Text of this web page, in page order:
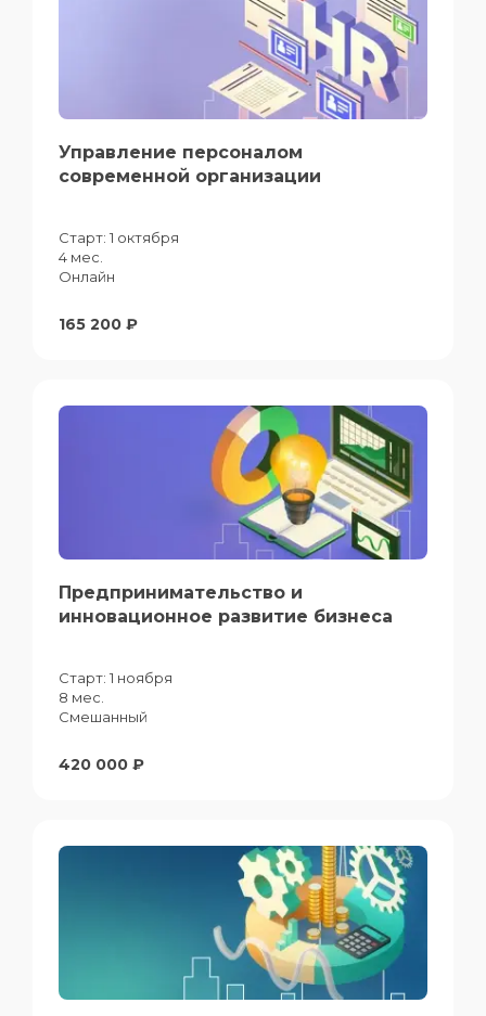
Управление персоналом
современной организации
Старт: 1 октября
4 мес.
Онлайн
165 200 ₽
Предпринимательство и
инновационное развитие бизнеса
Старт: 1 ноября
8 мес.
Смешанный
420 000 ₽